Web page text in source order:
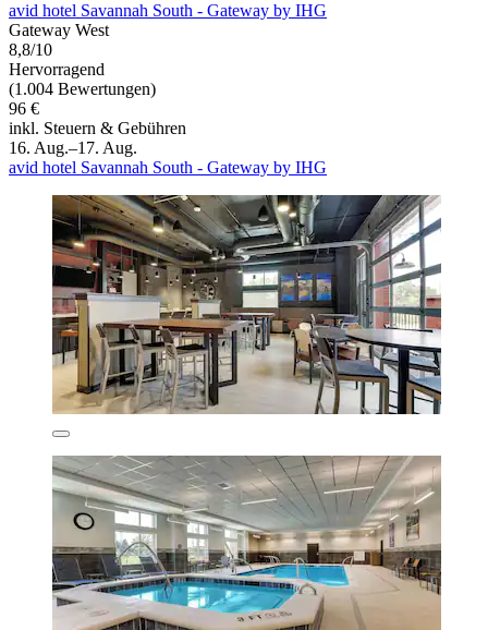
avid hotel Savannah South - Gateway by IHG
Gateway West
8,8/10
Hervorragend
(1.004 Bewertungen)
96 €
inkl. Steuern & Gebühren
16. Aug.–17. Aug.
avid hotel Savannah South - Gateway by IHG